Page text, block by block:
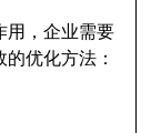
用，企业需要
优化方法：